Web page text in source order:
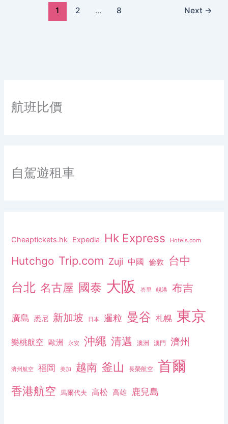
1 2 … 8 Next →
航班比價
自駕遊租車
Cheaptickets.hk Expedia Hk Express Hotels.com
Hutchgo Trip.com Zuji 中國 倫敦 台中
台北 名古屋 國泰 大阪 峇里 峴港 布吉
廣島 悉尼 新加坡 日本 暹粒 曼谷 札幌 東京
樂桃航空 歐洲 永安 沖繩 清邁 澳洲 澳門 濟州
濟州航空 福岡 美加 越南 釜山 長榮航空 首爾
香港航空 馬爾代夫 高松 高雄 鹿兒島